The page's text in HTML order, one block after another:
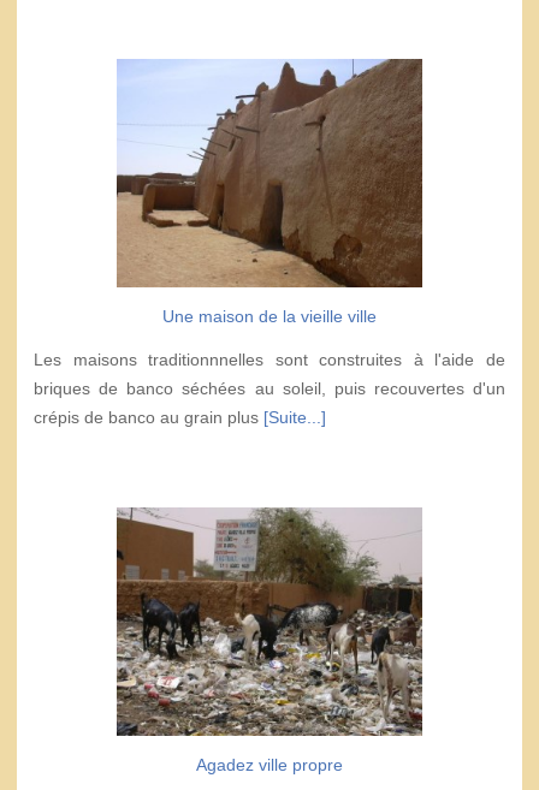
Une maison de la vieille ville
Les maisons traditionnnelles sont construites à l'aide de
briques de banco séchées au soleil, puis recouvertes d'un
crépis de banco au grain plus [Suite...]
Agadez ville propre